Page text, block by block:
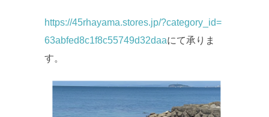
https://45rhayama.stores.jp/?category_id=
63abfed8c1f8c55749d32daaにて承りま
す。